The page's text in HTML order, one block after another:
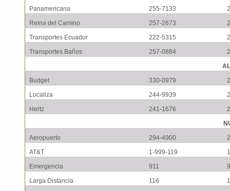
Panamericana
255-7133
Reina del Camino
257-2673
Transportes Ecuador
222-5315
Transportes Baños
257-0884
Budget
330-0979
Localiza
244-9939
Hertz
241-1676
Aeropuerto
294-4900
AT&T
1-999-119
Emergencia
911
Larga Distancia
116